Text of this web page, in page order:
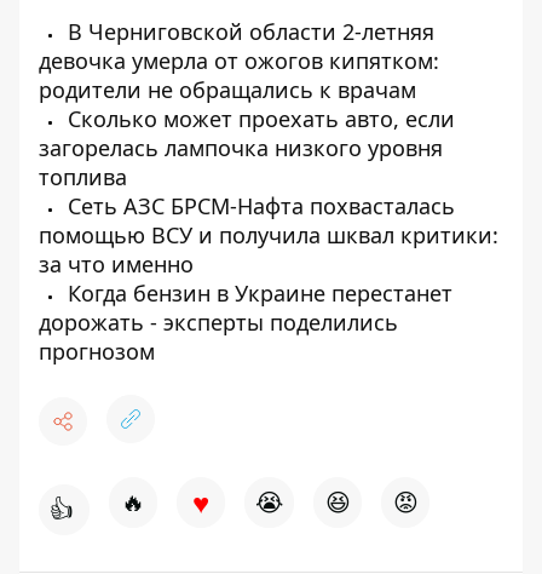
В Черниговской области 2-летняя
девочка умерла от ожогов кипятком:
родители не обращались к врачам
Сколько может проехать авто, если
загорелась лампочка низкого уровня
топлива
Сеть АЗС БРСМ-Нафта похвасталась
помощью ВСУ и получила шквал критики:
за что именно
Когда бензин в Украине перестанет
дорожать - эксперты поделились
прогнозом
👍 🔥 ♥ 😭 😆 😡